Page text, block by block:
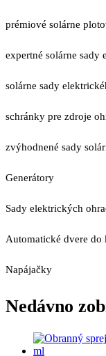
prémiové solárne
expertné solárne sady
solárne sady
schránky pre zdroje
zvýhodnené sady
Generátory
Sady elektrických
Automatické dvere do
Napájačky
Nedávno